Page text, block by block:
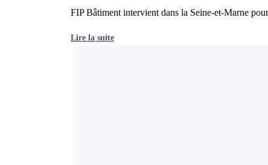
FIP Bâtiment intervient dans la Seine-et-Marne
Lire la suite